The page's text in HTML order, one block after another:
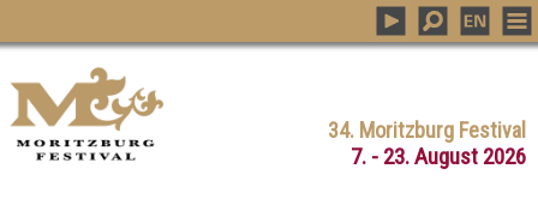
34. Moritzburg Festival
7. - 23. August 2026